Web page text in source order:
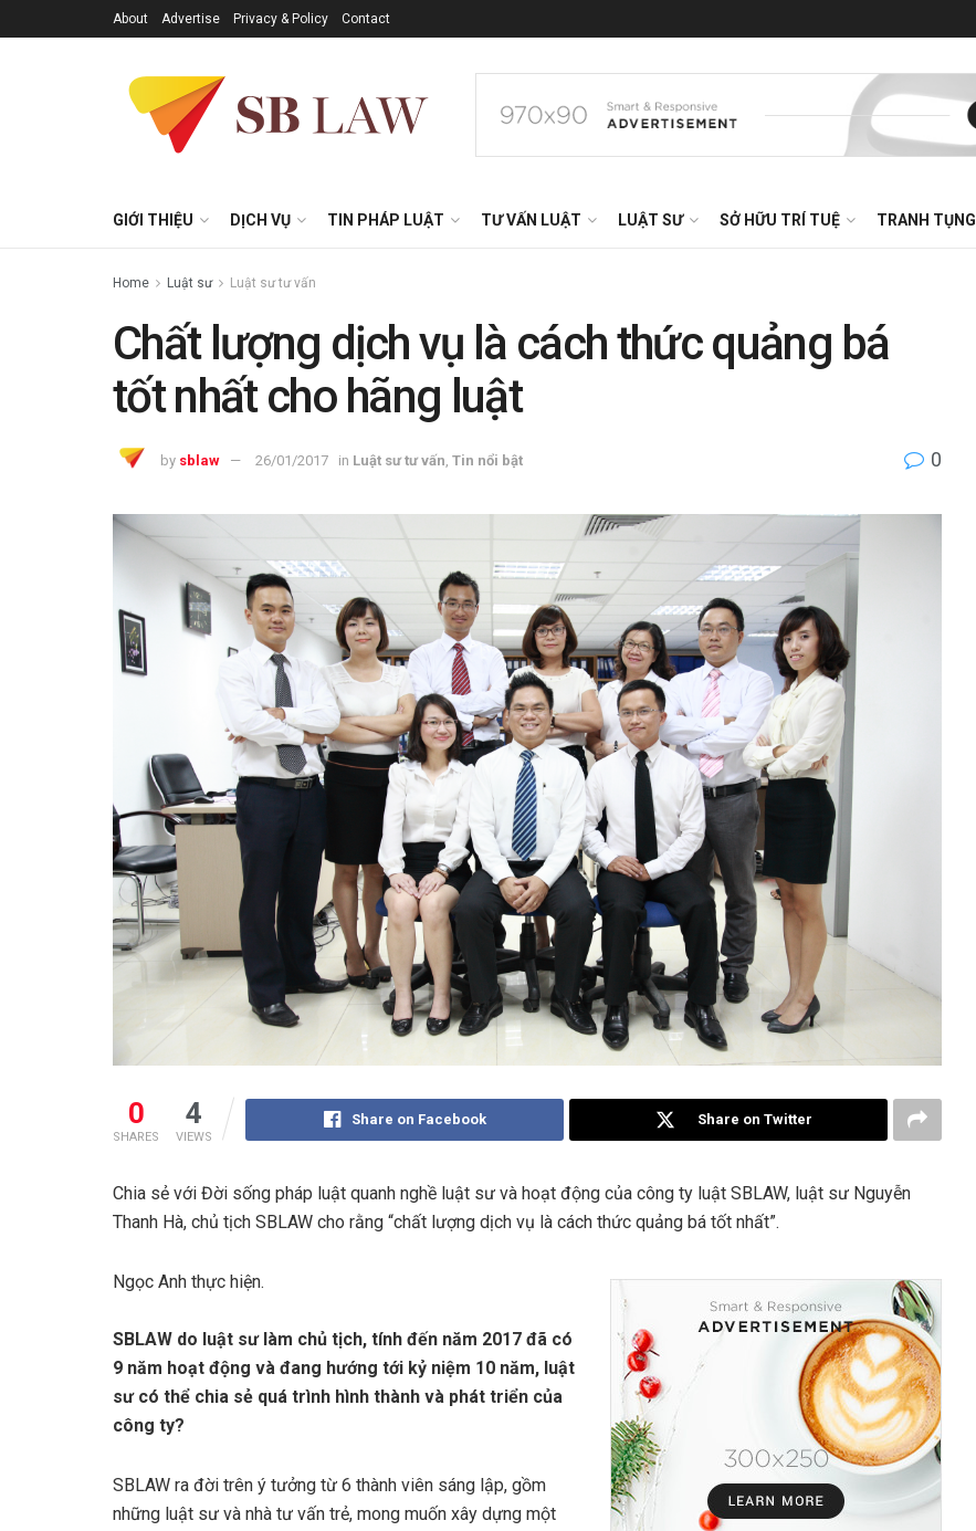
About Advertise Privacy & Policy Contact
GIỚI THIỆU DỊCH VỤ TIN PHÁP LUẬT TƯ VẤN LUẬT LUẬT SƯ SỞ HỮU TRÍ TUỆ TRANH TỤNG
Home Luật sư Luật sư tư vấn
Chất lượng dịch vụ là cách thức quảng bá
tốt nhất cho hãng luật
by sblaw 26/01/2017 in Luật sư tư vấn Tin nổi bật 0
0
SHARES
4
VIEWS
Share on Facebook Share on Twitter
Chia sẻ với Đời sống pháp luật quanh nghề luật sư và hoạt động của công ty luật SBLAW, luật sư Nguyễn
Thanh Hà, chủ tịch SBLAW cho rằng “chất lượng dịch vụ là cách thức quảng bá tốt nhất”.
Ngọc Anh thực hiện.
SBLAW do luật sư làm chủ tịch, tính đến năm 2017 đã có
9 năm hoạt động và đang hướng tới kỷ niệm 10 năm, luật
sư có thể chia sẻ quá trình hình thành và phát triển của
công ty?
SBLAW ra đời trên ý tưởng từ 6 thành viên sáng lập, gồm
những luật sư và nhà tư vấn trẻ, mong muốn xây dựng một